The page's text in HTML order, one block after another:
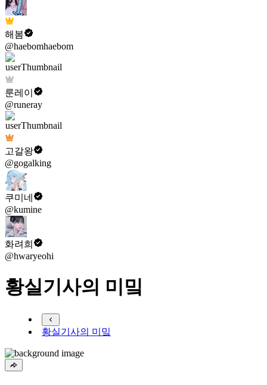
해봄
@haebomhaebom
룬레이
@runeray
고갈왕
@gogalking
쿠미네
@kumine
화려희
@hwaryeohi
황실기사의 미밐
황실기사의 미밐